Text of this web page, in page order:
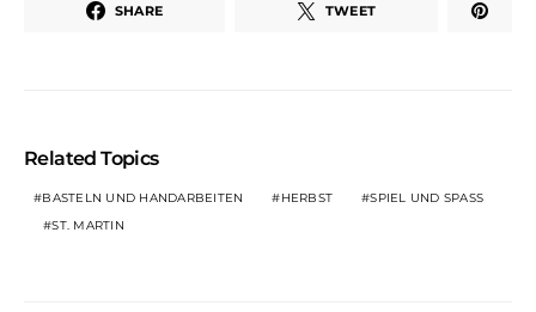
SHARE TWEET
Related Topics
BASTELN UND HANDARBEITEN HERBST
SPIEL UND SPASS
ST. MARTIN